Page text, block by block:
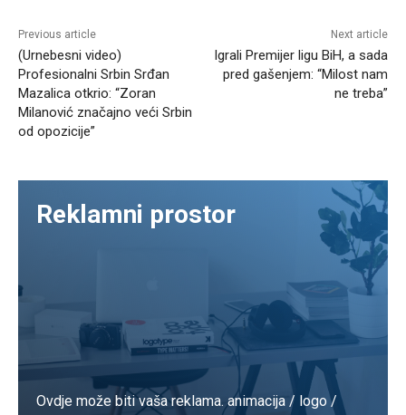
Previous article
(Urnebesni video)
Profesionalni Srbin Srđan
Mazalica otkrio: “Zoran
Milanović značajno veći Srbin
od opozicije”
Next article
Igrali Premijer ligu BiH, a sada
pred gašenjem: “Milost nam
ne treba”
Reklamni prostor
Ovdje može biti vaša reklama. animacija / logo /